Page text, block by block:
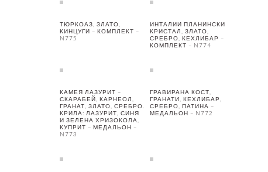
ТЮРКОАЗ, ЗЛАТО,
КИНЦУГИ – КОМПЛЕКТ –
N775
ИНТАЛИИ ПЛАНИНСКИ
КРИСТАЛ, ЗЛАТО,
СРЕБРО, КЕХЛИБАР –
КОМПЛЕКТ – N774
КАМЕЯ ЛАЗУРИТ –
СКАРАБЕЙ, КАРНЕОЛ,
ГРАНАТ, ЗЛАТО, СРЕБРО.
КРИЛА: ЛАЗУРИТ, СИНЯ
И ЗЕЛЕНА ХРИЗОКОЛА,
КУПРИТ – МЕДАЛЬОН –
N773
ГРАВИРАНА КОСТ,
ГРАНАТИ, КЕХЛИБАР,
СРЕБРО, ПАТИНА –
МЕДАЛЬОН – N772